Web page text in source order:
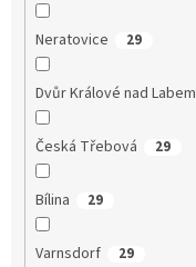
Neratovice 29
Dvůr Králové nad Labem
Česká Třebová 29
Bílina 29
Varnsdorf 29